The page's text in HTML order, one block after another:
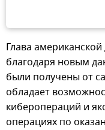
Глава
благодаря новым
были получены от
обладает
киберопераций и
операциях по